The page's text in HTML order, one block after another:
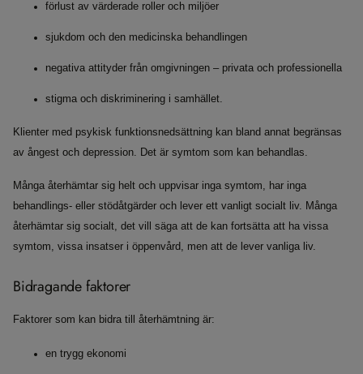
förlust av värderade roller och miljöer
sjukdom och den medicinska behandlingen
negativa attityder från omgivningen – privata och professionella
stigma och diskriminering i samhället.
Klienter med psykisk funktionsnedsättning kan bland annat begränsas
av ångest och depression. Det är symtom som kan behandlas.
Många återhämtar sig helt och uppvisar inga symtom, har inga
behandlings- eller stödåtgärder och lever ett vanligt socialt liv. Många
återhämtar sig socialt, det vill säga att de kan fortsätta att ha vissa
symtom, vissa insatser i öppenvård, men att de lever vanliga liv.
Bidragande faktorer
Faktorer som kan bidra till återhämtning är:
en trygg ekonomi